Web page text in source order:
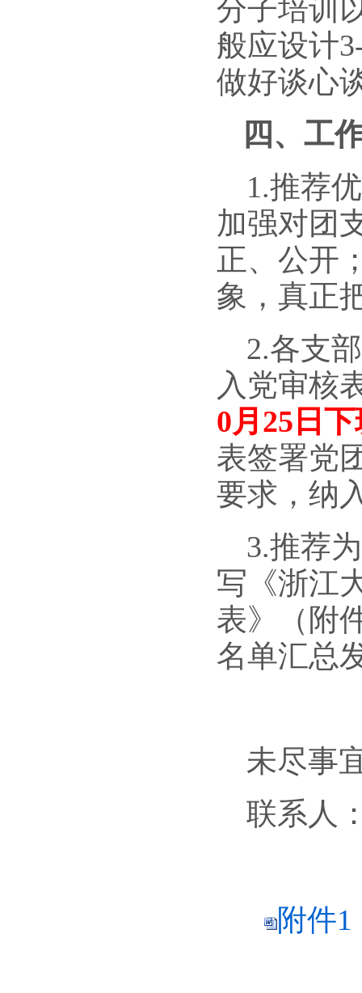
分子培训
般应设计
做好谈心
四、工
1.推荐
加强对团
正、公开
象，真正
2.各支部
入党审核
0月 25 日
表签署党
要求，纳
3.推荐
写《浙江
表》（附
名单汇总
未尽事
联系人
附件